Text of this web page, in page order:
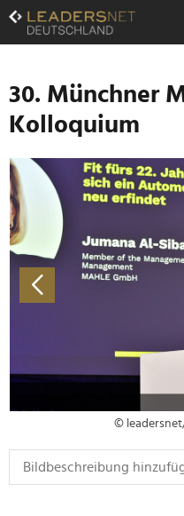
Zum
Inhalt
Zur
Navigation
Zur
Hauptnavigation
30. Münchner
Kolloquium
©